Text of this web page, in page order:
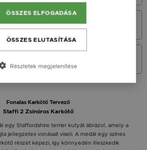
Fonalas Karkötő Tervező
Staffi 2 Zsinóros Karkötő
egy Staffordshire terrier kutyát ábrázol, amely a
jellegzetes vonásait viseli. A medál egy színes
részét képezi, így könnyedén illeszkedik
ÖSSZES ELFOGADÁSA
ÖSSZES ELUTASÍTÁSA
Részletek megjelenítése